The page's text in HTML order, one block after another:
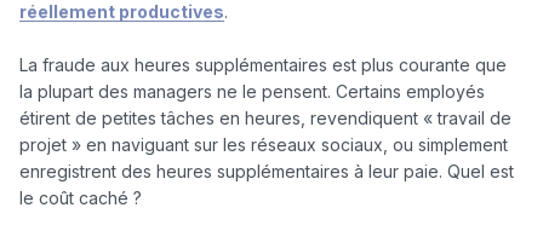
réellement productives.
La fraude aux heures supplémentaires est plus courante que
la plupart des managers ne le pensent. Certains employés
étirent de petites tâches en heures, revendiquent « travail de
projet » en naviguant sur les réseaux sociaux, ou simplement
enregistrent des heures supplémentaires à leur paie. Quel est